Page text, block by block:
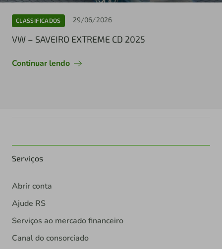
CLASSIFICADOS 29/06/2026
VW – SAVEIRO EXTREME CD 2025
Continuar lendo
Serviços
Abrir conta
Ajude RS
Serviços ao mercado financeiro
Canal do consorciado